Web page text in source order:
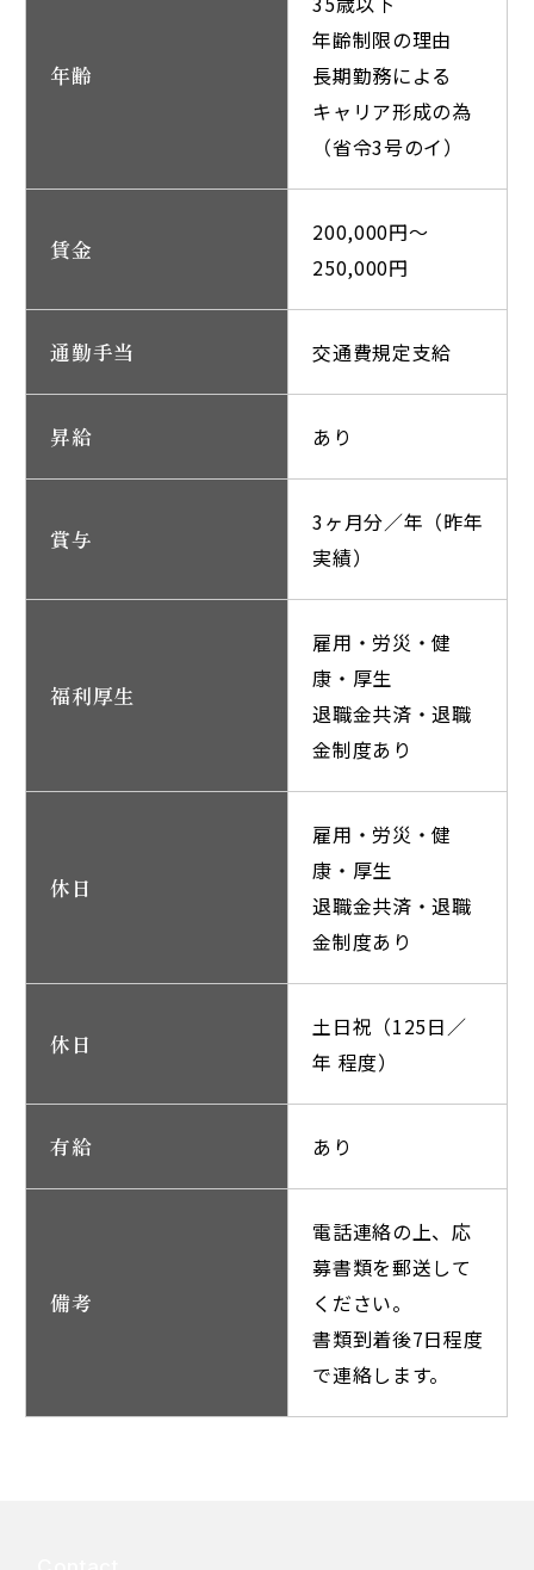
年齢
年齢制限の理由
長期勤務による
キャリア形成の為
（省令3号のイ）
賃金
200,000円～
250,000円
通勤手当 交通費規定支給
昇給 あり
賞与
3ヶ月分／年（昨年
実績）
福利厚生
雇用・労災・健
康・厚生
退職金共済・退職
金制度あり
休日
雇用・労災・健
康・厚生
退職金共済・退職
金制度あり
休日
土日祝（125日／
年 程度）
有給 あり
備考
電話連絡の上、応
募書類を郵送して
ください。
書類到着後7日程度
で連絡します。